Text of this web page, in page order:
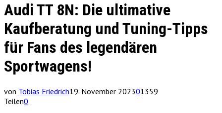
Audi TT 8N: Die ultimative
Kaufberatung und Tuning-Tipps
für Fans des legendären
Sportwagens!
von Tobias Friedrich19. November 202301359
Teilen0